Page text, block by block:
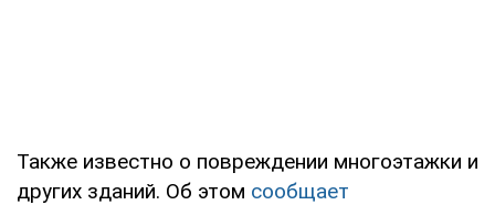
Также известно о повреждении многоэтажки и
других зданий. Об этом сообщает